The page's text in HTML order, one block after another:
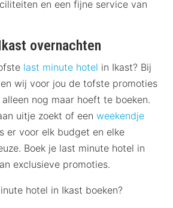
en een fijne service van
overnachten
last minute hotel in Ikast? Bij
wij voor jou de tofste promoties
nog maar hoeft te boeken.
uitje zoekt of een weekendje
er voor elk budget en elke
Boek je last minute hotel in
exclusieve promoties.
hotel in Ikast boeken?